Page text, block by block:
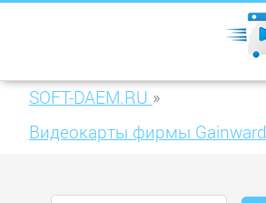
SOFT-DAEM.RU »
Видеокарты фирмы Gainward